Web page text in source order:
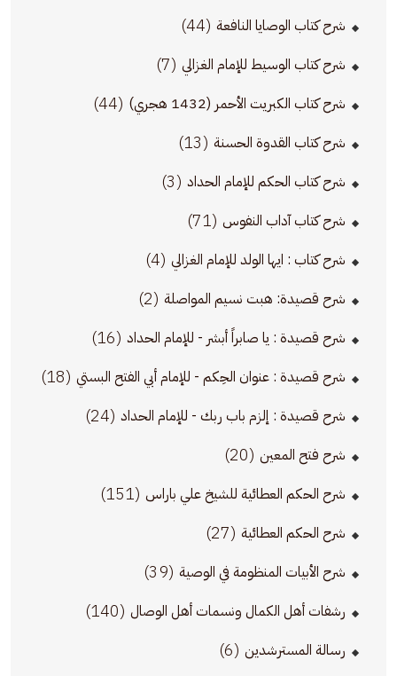
شرح كتاب الوصايا النافعة (44)
شرح كتاب الوسيط للإمام الغزالي (7)
شرح كتاب الكبريت الأحمر (1432 هجري) (44)
شرح كتاب القدوة الحسنة (13)
شرح كتاب الحكم للإمام الحداد (3)
شرح كتاب آداب النفوس (71)
شرح كتاب : ايها الولد للإمام الغزالي (4)
شرح قصيدة: هبت نسيم المواصلة (2)
شرح قصيدة : يا صابراً أبشر - للإمام الحداد (16)
شرح قصيدة : عنوان الحِكم - للإمام أبي الفتح البستي (18)
شرح قصيدة : إلزم باب ربك - للإمام الحداد (24)
شرح فتح المعين (20)
شرح الحكم العطائية للشيخ علي باراس (151)
شرح الحكم العطائية (27)
شرح الأبيات المنظومة في الوصية (39)
رشفات أهل الكمال ونسمات أهل الوصال (140)
رسالة المسترشدين (6)